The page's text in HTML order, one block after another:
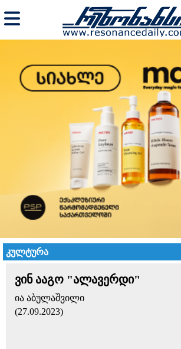
კულტურა
ვინ ააგო "ალავერდი"
ია აბულაშვილი
(27.09.2023)